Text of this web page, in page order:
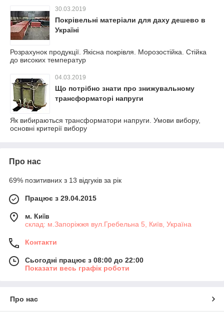
30.03.2019
Покрівельні матеріали для даху дешево в
Україні
Розрахунок продукції. Якісна покрівля. Морозостійка. Стійка
до високих температур
04.03.2019
Що потрібно знати про знижувальному
трансформаторі напруги
Як вибираються трансформатори напруги. Умови вибору,
основні критерії вибору
Про нас
69% позитивних з 13 відгуків за рік
Працює з 29.04.2015
м. Київ
склад: м.Запоріжжя вул.Гребельна 5, Київ, Україна
Контакти
Сьогодні працює з 08:00 до 22:00
Показати весь графік роботи
Про нас